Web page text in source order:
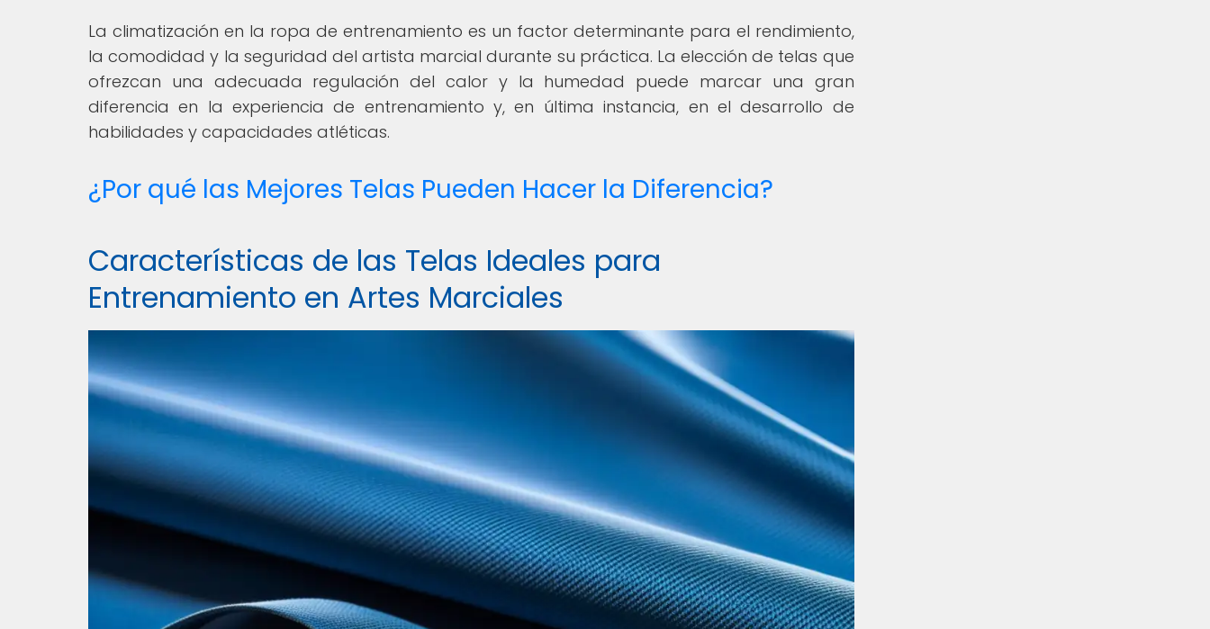
La climatización en la ropa de entrenamiento es un factor determinante para el rendimiento,
la comodidad y la seguridad del artista marcial durante su práctica. La elección de telas que
ofrezcan una adecuada regulación del calor y la humedad puede marcar una gran
diferencia en la experiencia de entrenamiento y, en última instancia, en el desarrollo de
habilidades y capacidades atléticas.
¿Por qué las Mejores Telas Pueden Hacer la Diferencia?
Características de las Telas Ideales para
Entrenamiento en Artes Marciales